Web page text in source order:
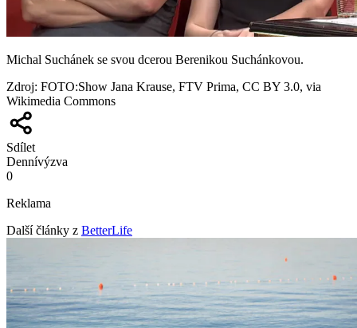
Michal Suchánek se svou dcerou Berenikou Suchánkovou.
Zdroj: FOTO:Show Jana Krause, FTV Prima, CC BY 3.0, via
Wikimedia Commons
Sdílet
Dennívýzva
0
Reklama
Další články z BetterLife